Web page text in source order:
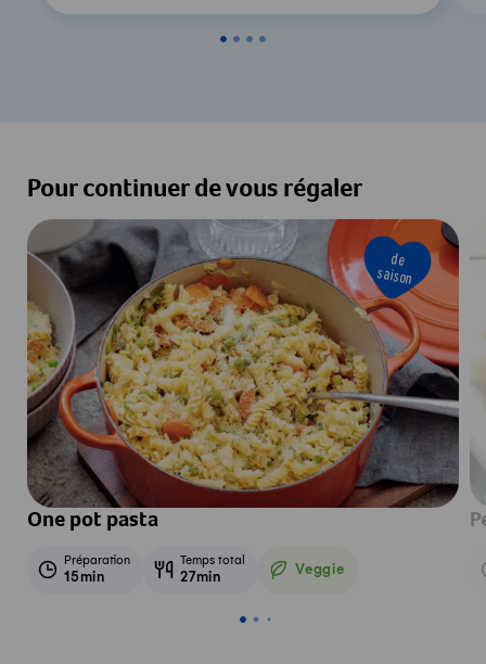
Pour continuer de vous régaler
de
saison
One pot pasta
Préparation
15min
Temps total
27min Veggie
Veggie